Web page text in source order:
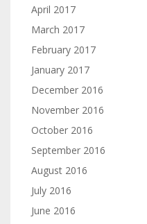
April 2017
March 2017
February 2017
January 2017
December 2016
November 2016
October 2016
September 2016
August 2016
July 2016
June 2016